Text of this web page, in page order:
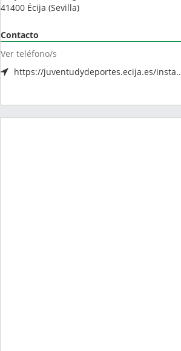
41400 Écija (Sevilla)
Contacto
Ver teléfono/s
https://juventudydeportes.ecija.es/insta..